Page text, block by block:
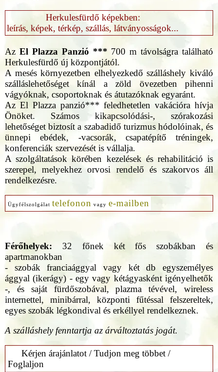
Herkulesfürdő képekben:
leírás, képek, térkép, szállás, látványosságok...
Az El Plazza Panzió *** 700 m távolságra található
Herkulesfürdő új központjától.
A mesés környezetben elhelyezkedő szálláshely kiváló
szálláslehetőséget kínál a zöld övezetben pihenni
vágyóknak, csoportoknak és átutazóknak egyaránt.
Az El Plazza panzió*** feledhetetlen vakációra hívja
Önöket. Számos kikapcsolódási-, szórakozási
lehetőséget biztosít a szabadidő turizmus hódolóinak, és
ünnepi ebédek, -vacsorák, csapatépítő tréningek,
konferenciák szervezését is vállalja.
A szolgáltatások körében kezelések és rehabilitáció is
szerepel, melyekhez orvosi rendelő és szakorvos áll
rendelkezésre.
Ügyfélszolgálat telefonon vagy e-mailben
Férőhelyek: 32 főnek két fős szobákban és
apartmanokban
- szobák franciaággyal vagy két db egyszemélyes
ággyal (ikerágy) - egy vagy kétágyasként igényelhetők
-, és saját fürdőszobával, plazma tévével, wireless
internettel, minibárral, központi fűtéssal felszereltek,
egyes szobák légkondival és erkéllyel rendelkeznek.
A szálláshely fenntartja az árváltoztatás jogát.
Kérjen árajánlatot / Tudjon meg többet /
Foglaljon